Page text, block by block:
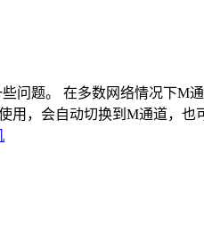
些问题。 在多数网络情况下
，会自动切换到M通道，